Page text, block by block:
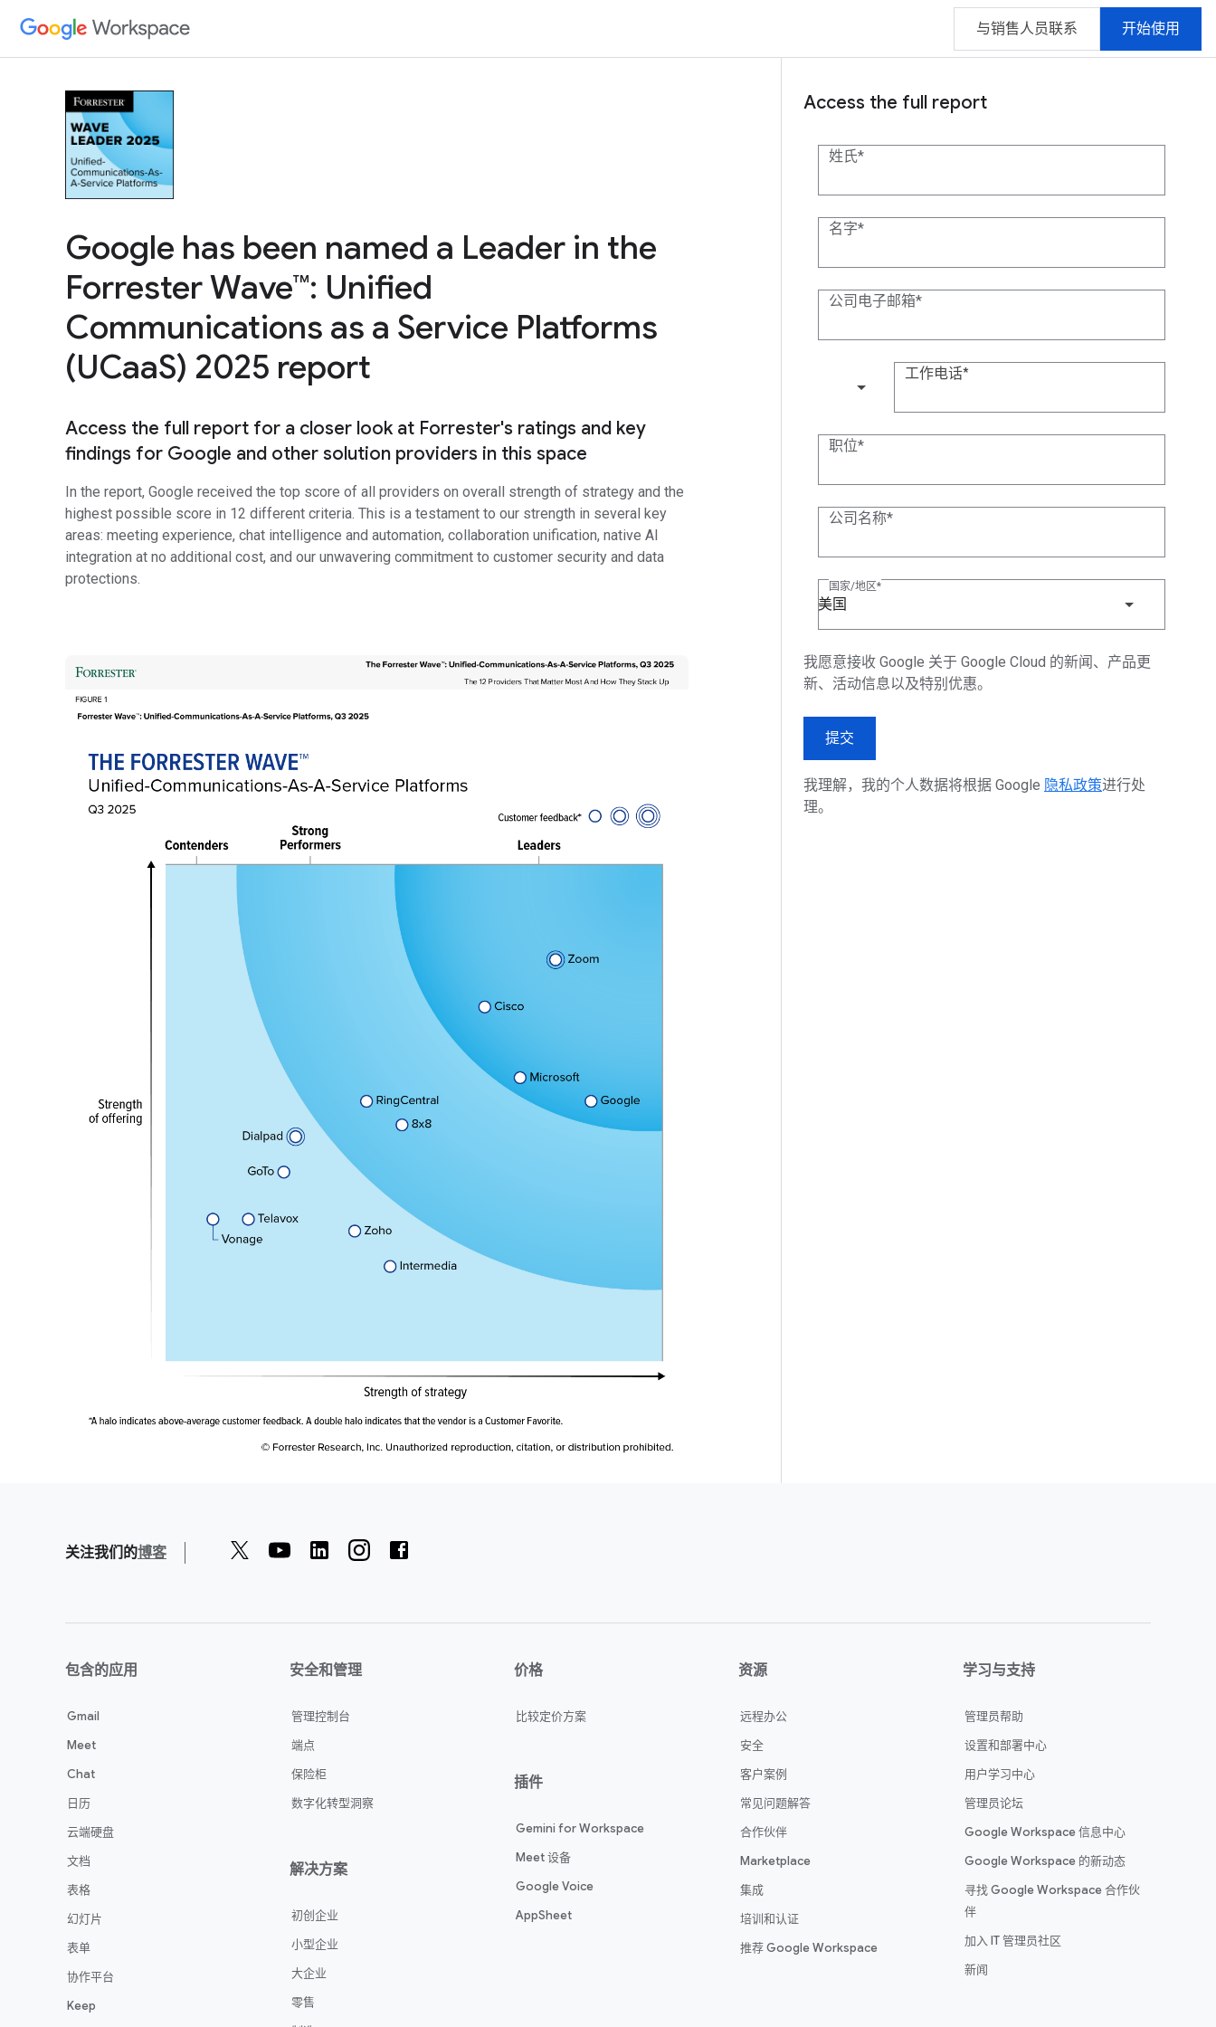
与销售人员联系 开始使用
Google has been named a Leader in the
Forrester Wave™: Unified
Communications as a Service Platforms
(UCaaS) 2025 report
Access the full report
姓氏
名字
公司电子邮箱
工作电话
职位
公司名称
国家/地区
美国
我愿意接收 Google 关于 Google Cloud 的新闻、产品更
新、活动信息以及特别优惠。
提交
我理解，我的个人数据将根据 Google 隐私政策进行处
理。
Access the full report for a closer look at Forrester's ratings and key
findings for Google and other solution providers in this space
In the report, Google received the top score of all providers on overall strength of strategy and the
highest possible score in 12 different criteria. This is a testament to our strength in several key
areas: meeting experience, chat intelligence and automation, collaboration unification, native AI
integration at no additional cost, and our unwavering commitment to customer security and data
protections.
关注我们的博客
包含的应用
Gmail
Meet
Chat
日历
云端硬盘
文档
表格
幻灯片
表单
协作平台
Keep
安全和管理
管理控制台
端点
保险柜
数字化转型洞察
解决方案
初创企业
小型企业
大企业
零售
价格
比较定价方案
插件
Gemini for Workspace
Meet 设备
Google Voice
AppSheet
资源
远程办公
安全
客户案例
常见问题解答
合作伙伴
Marketplace
集成
培训和认证
推荐 Google Workspace
学习与支持
管理员帮助
设置和部署中心
用户学习中心
管理员论坛
Google Workspace 信息中心
Google Workspace 的新动态
寻找 Google Workspace 合作伙
伴
加入 IT 管理员社区
新闻